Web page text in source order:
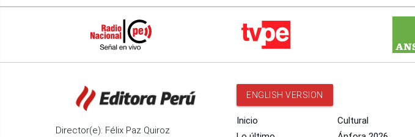
Director(e): Félix Paz Quiroz
ENGLISH VERSION
Inicio
Cultural